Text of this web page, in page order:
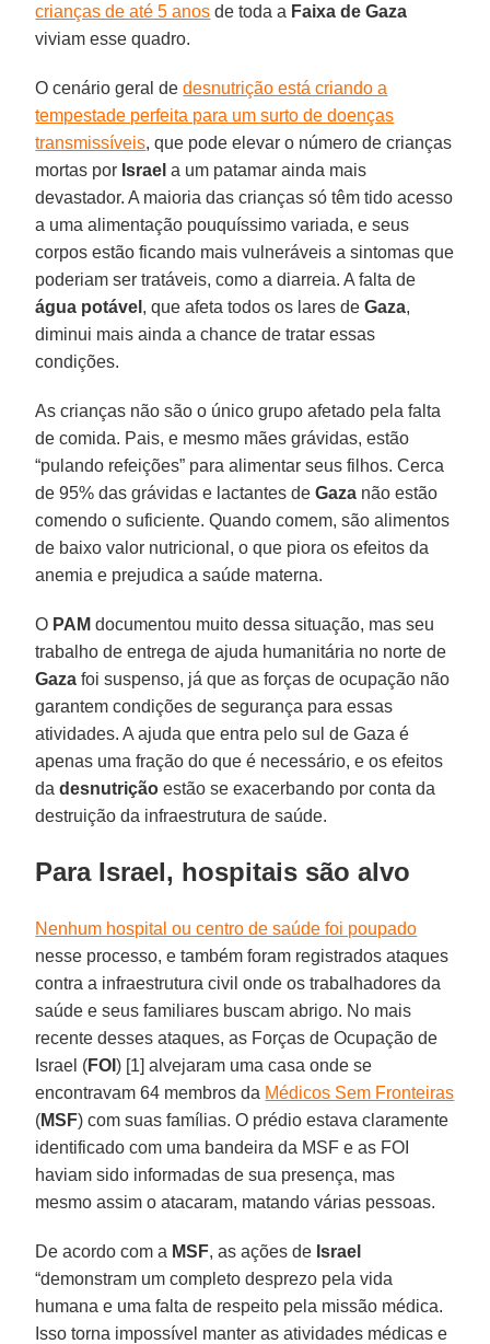
crianças de até 5 anos de toda a Faixa de Gaza
viviam esse quadro.
O cenário geral dedesnutrição está criando a
tempestade perfeita para um surto de doenças
transmissíveis, que pode elevar o número de crianças
mortas por Israel a um patamar ainda mais
devastador. A maioria das crianças só têm tido acesso
a uma alimentação pouquíssimo variada, e seus
corpos estão ficando mais vulneráveis a sintomas que
poderiam ser tratáveis, como a diarreia. A falta de
água potável , que afeta todos os lares deGaza,
diminui mais ainda a chance de tratar essas
condições.
As crianças não são o único grupo afetado pela falta
de comida. Pais, e mesmo mães grávidas, estão
“pulando refeições” para alimentar seus filhos. Cerca
de 95% das grávidas e lactantes de Gaza não estão
comendo o suficiente. Quando comem, são alimentos
de baixo valor nutricional, o que piora os efeitos da
anemia e prejudica a saúde materna.
O PAM documentou muito dessa situação, mas seu
trabalho de entrega de ajuda humanitária no norte de
Gaza foi suspenso, já que as forças de ocupação não
garantem condições de segurança para essas
atividades. A ajuda que entra pelo sul de Gaza é
apenas uma fração do que é necessário, e os efeitos
dadesnutrição estão se exacerbando por conta da
destruição da infraestrutura de saúde.
Para Israel, hospitais são alvo
Nenhum hospital ou centro de saúde foi poupado
nesse processo, e também foram registrados ataques
contra a infraestrutura civil onde os trabalhadores da
saúde e seus familiares buscam abrigo. No mais
recente desses ataques, as Forças de Ocupação de
Israel (FOI) [1] alvejaram uma casa onde se
encontravam 64 membros da Médicos Sem Fronteiras
(MSF) com suas famílias. O prédio estava claramente
identificado com uma bandeira da MSF e as FOI
haviam sido informadas de sua presença, mas
mesmo assim o atacaram, matando várias pessoas.
De acordo com a MSF, as ações de Israel
“demonstram um completo desprezo pela vida
humana e uma falta de respeito pela missão médica.
Isso torna impossível manter as atividades médicas e